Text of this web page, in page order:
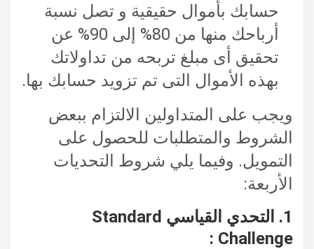
حسابك بأموال حقيقية و تصل نسبة
أرباحك منها من 80% إلى 90% عن
تحقيق أى مبلغ تربحه من تداولاتك
بهذه الأموال التى تم تزويد حسابك بها.
ويجب على المتداولين الالتزام ببعض
الشروط والمتطلبات للحصول على
التمويل. وفيما يلي شروط التحديات
الأربعة:
1. التحدي القياسي Standard
Challenge :